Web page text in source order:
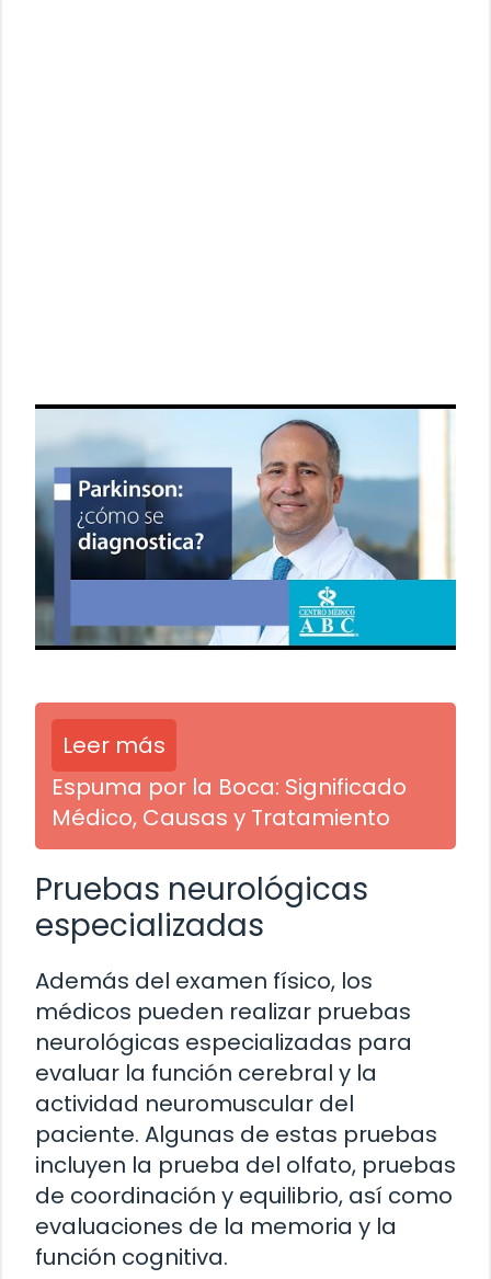
Leer más
Espuma por la Boca: Significado
Médico, Causas y Tratamiento
Pruebas neurológicas
especializadas
Además del examen físico, los
médicos pueden realizar pruebas
neurológicas especializadas para
evaluar la función cerebral y la
actividad neuromuscular del
paciente. Algunas de estas pruebas
incluyen la prueba del olfato, pruebas
de coordinación y equilibrio, así como
evaluaciones de la memoria y la
función cognitiva.